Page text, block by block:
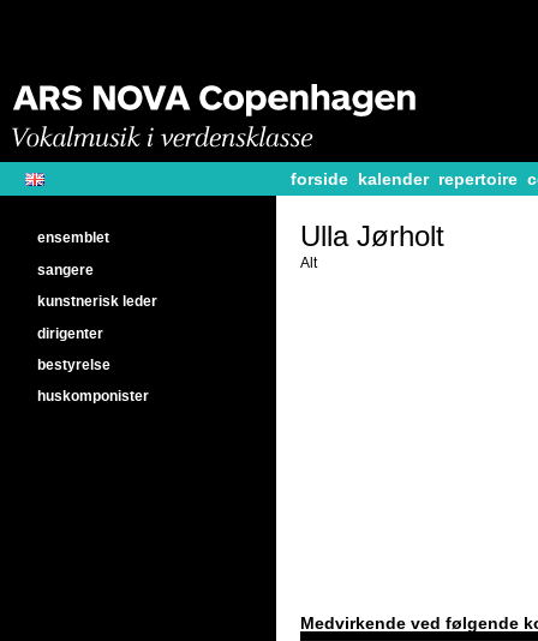
forside kalender repertoire
Ulla Jørholt
Alt
Medvirkende ved følgende
ensemblet
sangere
kunstnerisk leder
dirigenter
bestyrelse
huskomponister